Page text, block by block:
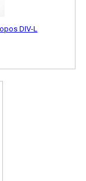
DIV-L